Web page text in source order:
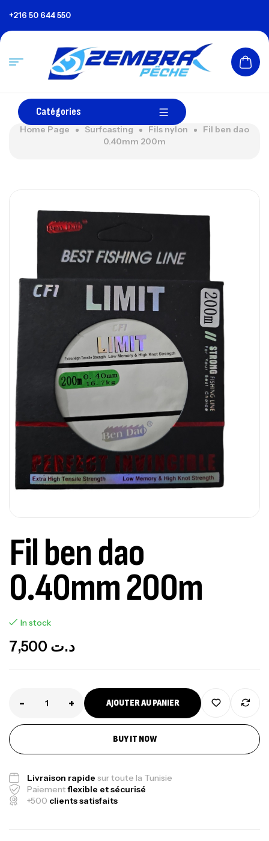
+216 50 644 550
Catégories
Home Page Surfcasting Fils nylon
Fil ben dao
0.40mm 200m
Fil ben dao
0.40mm 200m
In stock
د.ت
- + AJOUTER AU PANIER
BUY IT NOW
Livraison rapide sur toute la Tunisie
Paiementflexible et sécurisé
+500 clients satisfaits